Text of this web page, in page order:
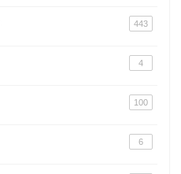
443
4
100
6